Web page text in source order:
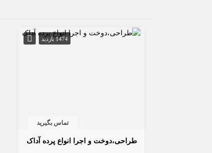
1474 بازدید
تماس بگیرید
طراحی،دوخت و اجرا انواع پرده آداک